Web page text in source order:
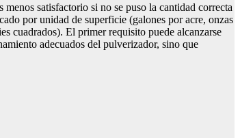
satisfactorio si no se puso la cantidad correcta
por unidad de superficie (galones por acre, onzas
cuadrados). El primer requisito puede alcanzarse
adecuados del pulverizador, sino que